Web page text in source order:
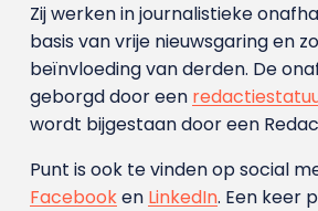
Zij werken in journalistieke
basis van vrije nieuwsgaring en
beïnvloeding van derden. De
geborgd door een
wordt bijgestaan door een
Punt is ook te vinden op social
Facebooken LinkedIn. Een keer